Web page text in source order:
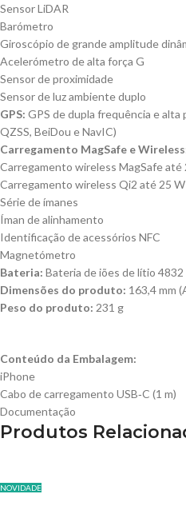
Sensor LiDAR
Barómetro
Giroscópio de grande amplitude
Acelerómetro de alta força G
Sensor de proximidade
Sensor de luz ambiente duplo
GPS: GPS de dupla frequência e alta
QZSS, BeiDou e NavIC)
Carrega­mento MagSafe e
Carrega­mento wireless MagSafe até
Carrega­mento wireless Qi2 até 25 W
Série de ímanes
Íman de alinhamento
Identificação de acessórios NFC
Magnetómetro
Bateria: Bateria de iões de lítio 4832
Dimensões do produto: 163,4 mm
Peso do produto: 231 g
Conteúdo da Embalagem:
iPhone
Cabo de carrega­mento USB‑C (1 m)
Documentação
Produtos
NOVIDADE